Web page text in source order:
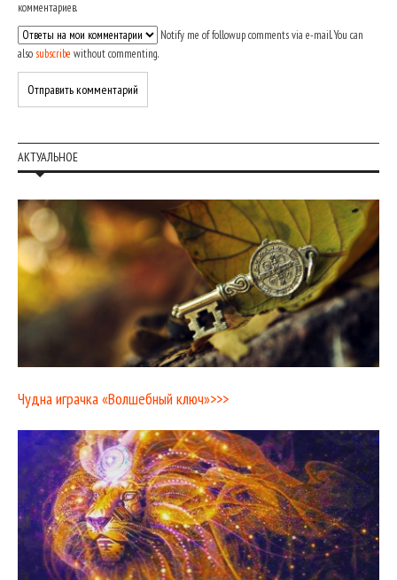
комментариев.
Notify me of followup comments via e-mail. You can
also subscribe without commenting.
АКТУАЛЬНОЕ
Чудна играчка «Волшебный ключ»>>>